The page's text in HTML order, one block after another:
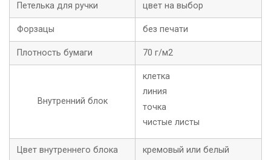
Петелька для ручки цвет на выбор
Форзацы без печати
Плотность бумаги 70 г/м2
Внутренний блок
клетка
линия
точка
чистые листы
Цвет внутреннего блока кремовый или белый